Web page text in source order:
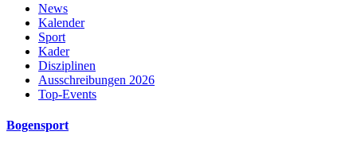
News
Kalender
Sport
Kader
Disziplinen
Ausschreibungen 2026
Top-Events
Bogensport